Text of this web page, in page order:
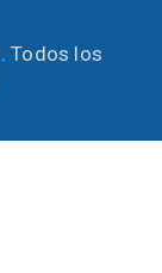
Todos los